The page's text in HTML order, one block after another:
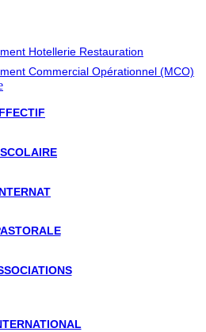
Hotellerie Restauration
Commercial Opérationnel (MCO)